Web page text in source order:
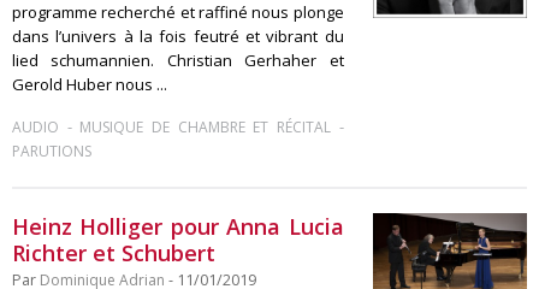
programme recherché et raffiné nous plonge
dans l’univers à la fois feutré et vibrant du
lied schumannien. Christian Gerhaher et
Gerold Huber nous ...
AUDIO - MUSIQUE DE CHAMBRE ET RÉCITAL-
PARUTIONS
Heinz Holliger pour Anna Lucia
Richter et Schubert
Par Dominique Adrian - 11/01/2019